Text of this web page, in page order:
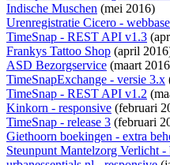
Indische Muschen (mei 2016)
Urenregistratie Cicero -
TimeSnap - REST API v1.3
Frankys Tattoo Shop (april
ASD Bezorgservice (maart
TimeSnapExchange - versie 3.x
TimeSnap - REST API v1.2
Kinkorn - responsive (februari
TimeSnap - release 3 (februari
Giethoorn boekingen - extra
Steunpunt Mantelzorg Verlicht